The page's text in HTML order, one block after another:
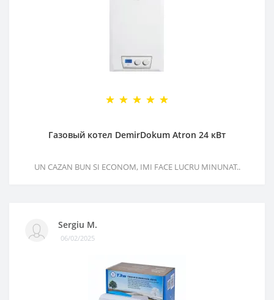
Газовый котел DemirDokum Atron 24 кВт
UN CAZAN BUN SI ECONOM, IMI FACE LUCRU MINUNAT..
Sergiu M.
06/02/2025